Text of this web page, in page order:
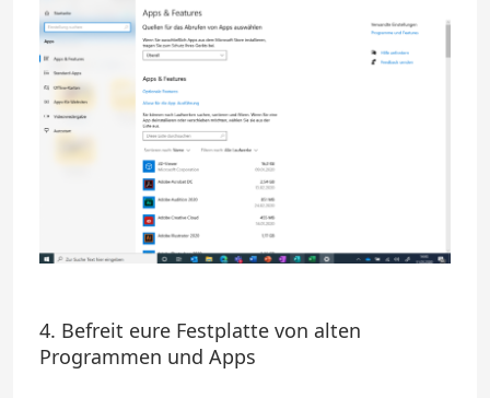
4. Befreit eure Festplatte von alten
Programmen und Apps